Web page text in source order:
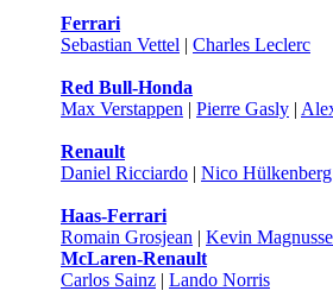
Ferrari
Sebastian Vettel | Charles Leclerc
Red Bull-Honda
Max Verstappen | Pierre Gasly |
Renault
Daniel Ricciardo | Nico Hülkenberg
Haas-Ferrari
Romain Grosjean | Kevin
McLaren-Renault
Carlos Sainz | Lando Norris